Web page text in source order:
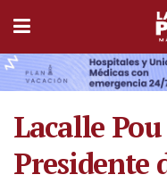
Lacalle
Presidente